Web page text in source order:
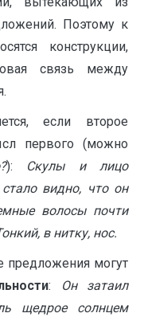
Поэтому к
конструкции,
связь между
если второе
первого (можно
): Скулы и лицо
видно, что он
волосы почти
в нитку, нос.
могут
:
Он затаил
щедрое солнцем